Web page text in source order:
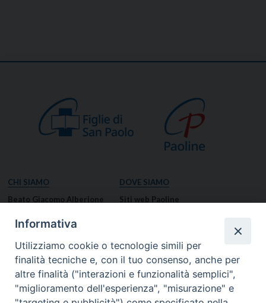
CHI SIAMO
Beato Giacomo Alberione
Missione Paolina
Luoghi delle Origini
Governo Generale
DOVE SIAMO
Siti web Paoline
Notizie dal governo generale
Notizie in breve
RISORSE
Informativa
Utilizziamo cookie o tecnologie simili per
finalità tecniche e, con il tuo consenso, anche per
altre finalità ("interazioni e funzionalità semplici",
"miglioramento dell'esperienza", "misurazione" e